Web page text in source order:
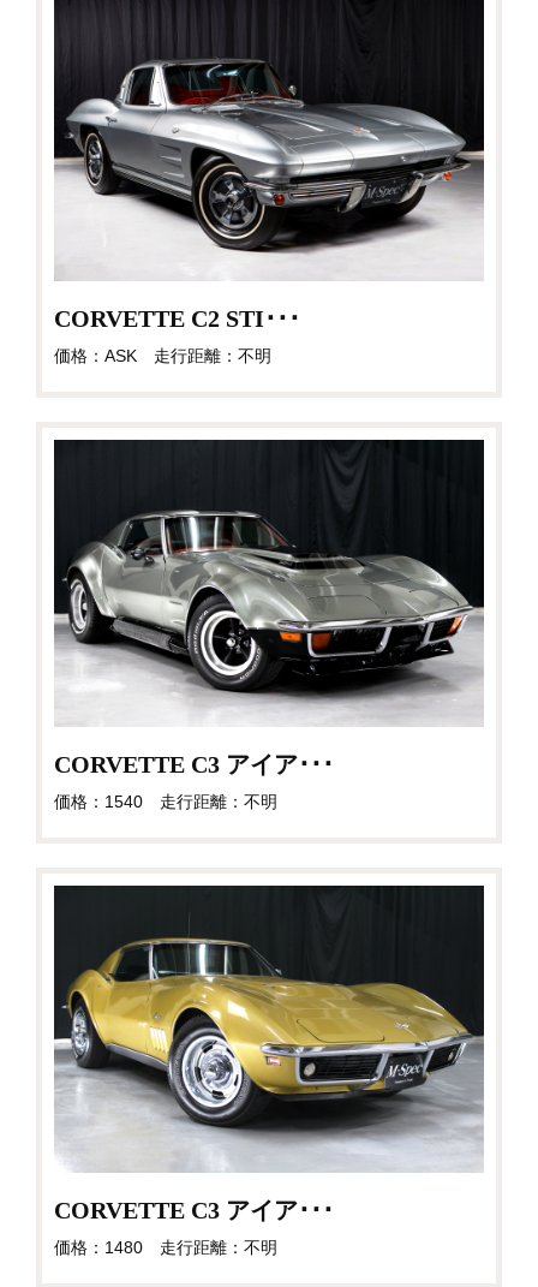
CORVETTE C2 STI･･･
価格：ASK 走行距離：不明
CORVETTE C3 アイア･･･
価格：1540 走行距離：不明
CORVETTE C3 アイア･･･
価格：1480 走行距離：不明